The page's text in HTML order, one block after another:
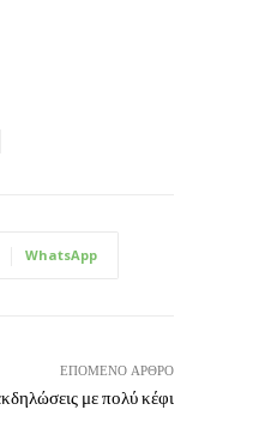
WhatsApp
ΕΠΌΜΕΝΟ ΆΡΘΡΟ
με πολύ κέφι